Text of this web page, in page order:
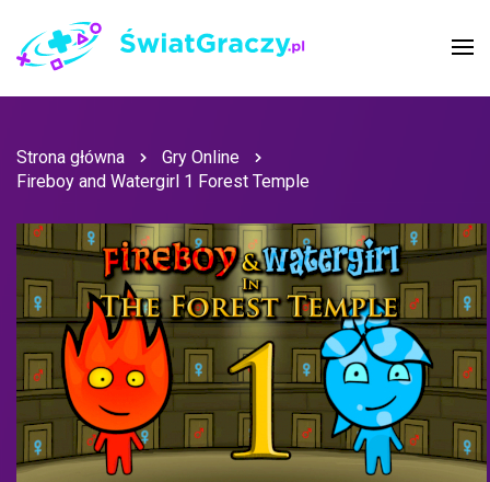
Strona główna
Gry Online
Fireboy and Watergirl 1 Forest Temple